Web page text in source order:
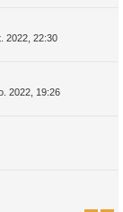
2022, 22:30
2022, 19:26